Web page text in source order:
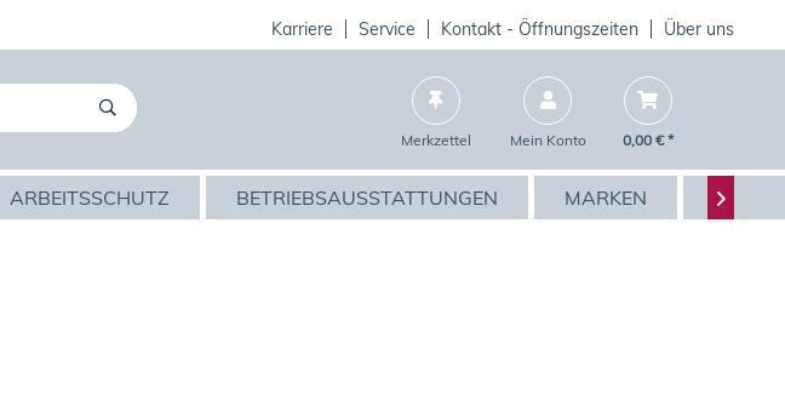
Karriere Service Kontakt - Öffnungszeiten Über uns
Merkzettel Mein Konto 0,00 € *
ARBEITSSCHUTZ BETRIEBSAUSSTATTUNGEN MARKEN 